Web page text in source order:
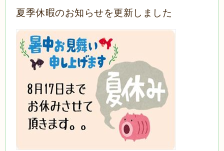
夏季休暇のお知らせを更新しました